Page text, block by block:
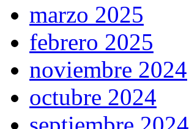
marzo 2025
febrero 2025
noviembre 2024
octubre 2024